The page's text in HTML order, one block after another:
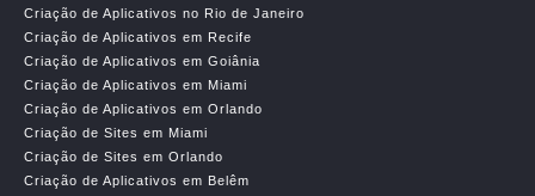
Criação de Aplicativos no Rio de Janeiro
Criação de Aplicativos em Recife
Criação de Aplicativos em Goiânia
Criação de Aplicativos em Miami
Criação de Aplicativos em Orlando
Criação de Sites em Miami
Criação de Sites em Orlando
Criação de Aplicativos em Belêm